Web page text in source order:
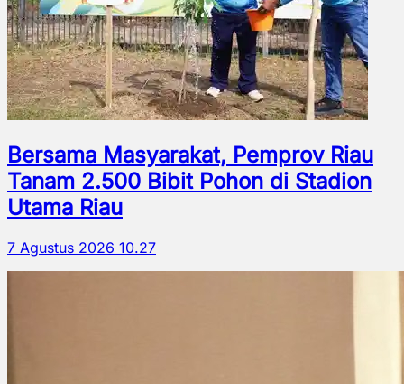
Bersama Masyarakat, Pemprov Riau
Tanam 2.500 Bibit Pohon di Stadion
Utama Riau
7 Agustus 2026 10.27